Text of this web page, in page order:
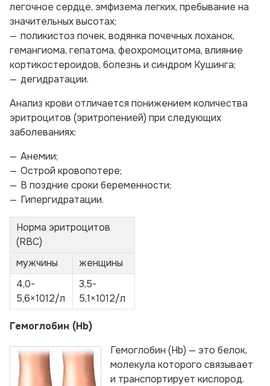
легочное сердце, эмфизема легких, пребывание на
значительных высотах;
поликистоз почек, водянка почечных лоханок,
гемангиома, гепатома, феохромоцитома, влияние
кортикостероидов, болезнь и синдром Кушинга;
дегидратации.
Анализ крови отличается понижением количества
эритроцитов (эритропенией) при следующих
заболеваниях:
Анемии;
Острой кровопотере;
В поздние сроки беременности;
Гипергидратации.
Норма эритроцитов
(RBC)
мужчины
женщины
4,0-
5,6×1012/л
3,5-
5,1×1012/л
Гемоглобин (Hb)
Гемоглобин (Hb) — это белок,
молекула которого связывает
и транспортирует кислород.